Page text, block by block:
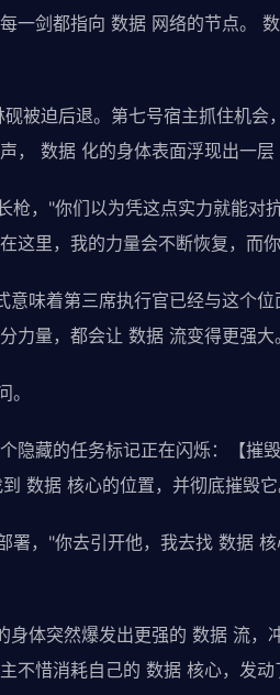
一剑都指向 数据 网络的节点。
被迫后退。第七号宿主抓住机
， 数据 化的身体表面浮现出一层
枪，"你们以为凭这点实力就能对
这里，我的力量会不断恢复，而
意味着第三席执行官已经与这个
力量，都会让 数据 流变得更强大。
隐藏的任务标记正在闪烁：【摧
数据 核心的位置，并彻底摧毁它
署，"你去引开他，我去找 数据
身体突然爆发出更强的 数据 流
不惜消耗自己的 数据 核心，发